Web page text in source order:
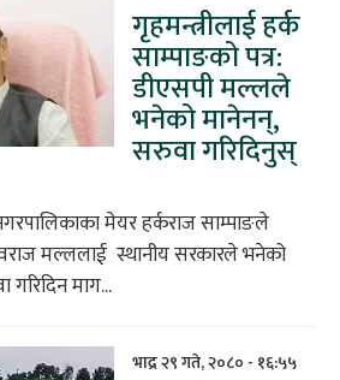
गृहमन्त्रीलाई हर्क
साम्पाङको पत्र:
डीएसपी मल्लले
भनेको मानेनन्,
सरुवा गरिदिनुस्
मेयर हर्कराज साम्पाङले
मल्ललाई स्थानीय सरकारले भनेको
माग...
भाद्र २९ गते, २०८० - १६:५५